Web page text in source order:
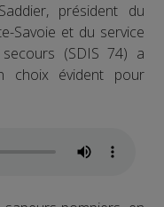
président du
Savoie et du service
(SDIS 74) a
choix évident pour